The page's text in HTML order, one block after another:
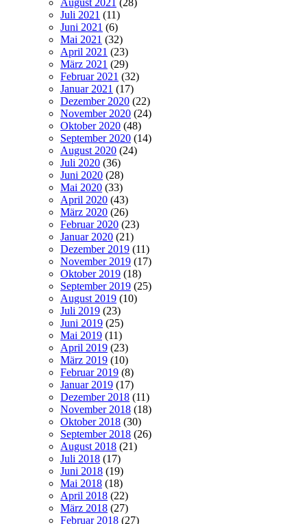
August 2021
(28)
Juli 2021 (11)
Juni 2021 (6)
Mai 2021 (32)
April 2021 (23)
März 2021 (29)
Februar 2021 (32)
Januar 2021 (17)
Dezember 2020 (22)
November 2020 (24)
Oktober 2020 (48)
September 2020 (14)
August 2020 (24)
Juli 2020 (36)
Juni 2020 (28)
Mai 2020 (33)
April 2020 (43)
März 2020 (26)
Februar 2020 (23)
Januar 2020 (21)
Dezember 2019 (11)
November 2019 (17)
Oktober 2019 (18)
September 2019 (25)
August 2019 (10)
Juli 2019 (23)
Juni 2019 (25)
Mai 2019 (11)
April 2019 (23)
März 2019 (10)
Februar 2019 (8)
Januar 2019 (17)
Dezember 2018 (11)
November 2018 (18)
Oktober 2018 (30)
September 2018 (26)
August 2018 (21)
Juli 2018 (17)
Juni 2018 (19)
Mai 2018 (18)
April 2018 (22)
März 2018 (27)
Februar 2018 (27)